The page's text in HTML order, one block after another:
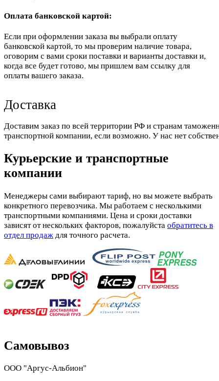
Оплата банковской картой:
Если при оформлении заказа вы выбрали оплату
банковской картой, то мы проверим наличие товара,
оговорим с вами сроки поставки и варианты доставки и,
когда все будет готово, мы пришлем вам ссылку для
оплаты вашего заказа.
Доставка
Доставим заказ по всей территории РФ и странам
транспортной компании, если возможно. У нас нет
Курьерские и транспортные
компании
Менеджеры сами выбирают тариф, но вы можете выбрать
конкретного перевозчика. Мы работаем с несколькими
транспортными компаниями. Цена и сроки доставки
зависят от нескольких факторов, пожалуйста обратитесь в
отдел продаж для точного расчета.
Самовывоз
ООО "Аргус-Альбион"